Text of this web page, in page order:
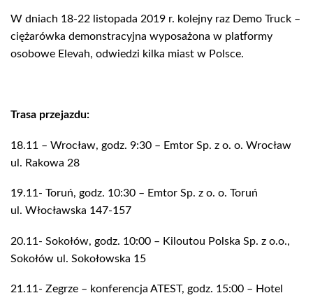
W dniach 18-22 listopada 2019 r. kolejny raz Demo Truck –
ciężarówka demonstracyjna wyposażona w platformy
osobowe Elevah, odwiedzi kilka miast w Polsce.
Trasa przejazdu:
18.11 – Wrocław, godz. 9:30 – Emtor Sp. z o. o. Wrocław
ul. Rakowa 28
19.11- Toruń, godz. 10:30 – Emtor Sp. z o. o. Toruń
ul. Włocławska 147-157
20.11- Sokołów, godz. 10:00 – Kiloutou Polska Sp. z o.o.,
Sokołów ul. Sokołowska 15
21.11- Zegrze – konferencja ATEST, godz. 15:00 – Hotel